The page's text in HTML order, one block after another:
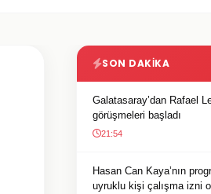
SON DAKIKA
Galatasaray’dan Rafael
görüşmeleri başladı
21:54
Hasan Can Kaya’nın
uyruklu kişi çalışma izni